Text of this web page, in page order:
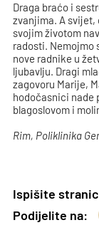
Draga braćo i
zvanjima. A
svojim životom
radosti. Nemojmo
nove radnike u
ljubavlju. Dragi
zagovoru Marije,
hodočasnici nade
blagoslovom i
Rim, Poliklinika
Ispišite
Podijelite na: